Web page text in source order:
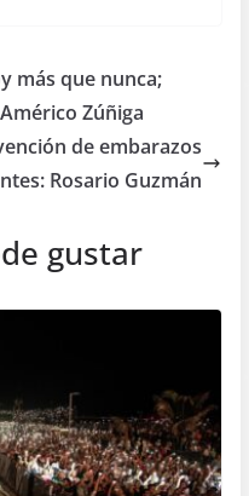
más que nunca;
Zúñiga
de embarazos
Rosario Guzmán
gustar